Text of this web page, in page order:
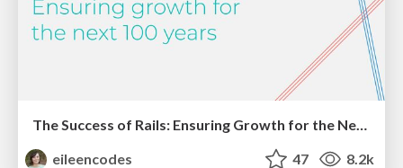
eileencodes
47 8.2k